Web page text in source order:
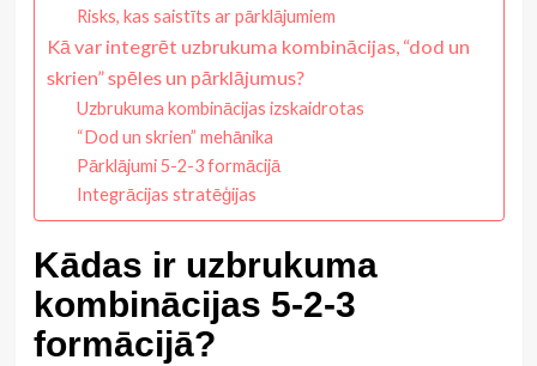
Risks, kas saistīts ar pārklājumiem
Kā var integrēt uzbrukuma kombinācijas, “dod un
skrien” spēles un pārklājumus?
Uzbrukuma kombinācijas izskaidrotas
“Dod un skrien” mehānika
Pārklājumi 5-2-3 formācijā
Integrācijas stratēģijas
Kādas ir uzbrukuma
kombinācijas 5-2-3
formācijā?